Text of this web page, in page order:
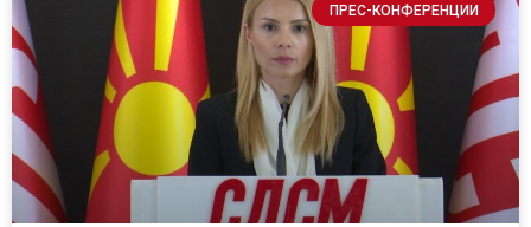
ПРЕС-КОНФЕРЕНЦИИ